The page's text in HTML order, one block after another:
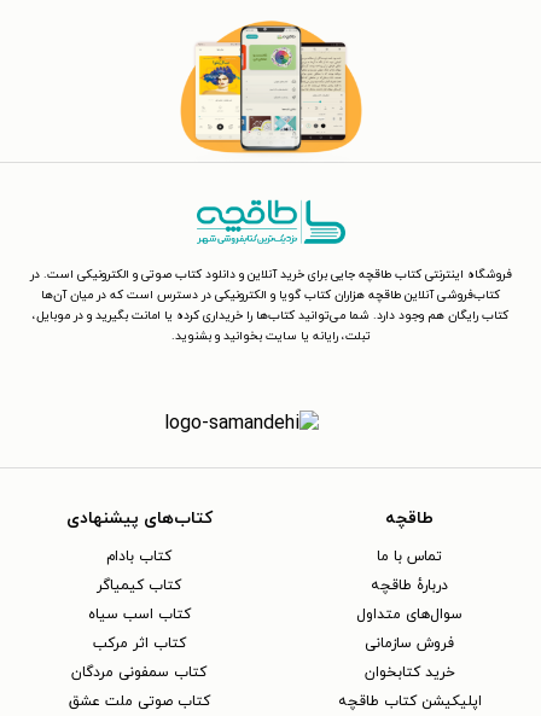
فروشگاه اینترنتی کتاب طاقچه جایی برای خرید آنلاین و دانلود کتاب صوتی و الکترونیکی است. در
کتاب‌فروشی آنلاین طاقچه هزاران کتاب گویا و الکترونیکی در دسترس است که در میان آن‌ها
کتاب رایگان هم وجود دارد. شما می‌توانید کتاب‌ها را خریداری کرده یا امانت بگیرید و در موبایل،
تبلت، رایانه یا سایت بخوانید و بشنوید.
طاقچه
تماس با ما
دربارهٔ طاقچه
سوال‌های متداول
فروش سازمانی
خرید کتابخوان
اپلیکیشن کتاب طاقچه
کتاب‌های پیشنهادی
کتاب بادام
کتاب کیمیاگر
کتاب اسب سیاه
کتاب اثر مرکب
کتاب سمفونی مردگان
کتاب صوتی ملت عشق